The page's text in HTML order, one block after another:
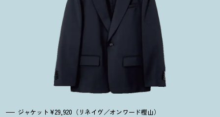
ジャケット¥29,920（リネイヴ／オンワード樫山）